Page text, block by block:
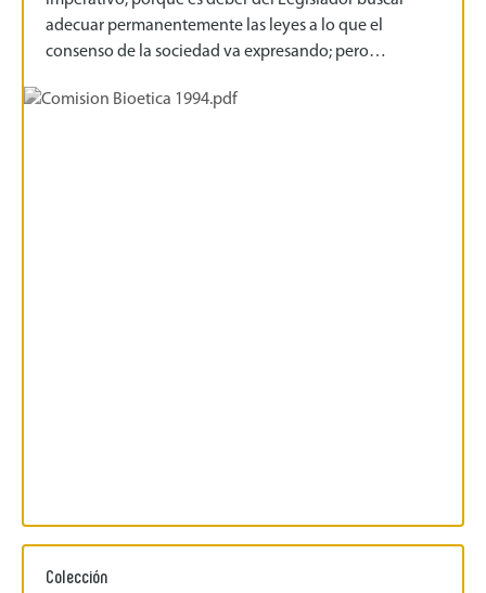
adecuar permanentemente las leyes a lo que el
consenso de la sociedad va expresando; pero…
Colección